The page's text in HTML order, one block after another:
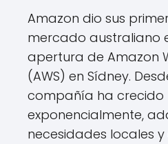
Amazon dio sus
mercado australiano
apertura de Amazon
(AWS) en Sídney.
compañía ha crecido
exponencialmente,
necesidades locales